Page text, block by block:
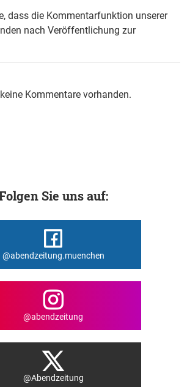
dass die Kommentarfunktion unserer
nach Veröffentlichung zur
Kommentare vorhanden.
Sie uns auf:
@abendzeitung.muenchen
@abendzeitung
@Abendzeitung